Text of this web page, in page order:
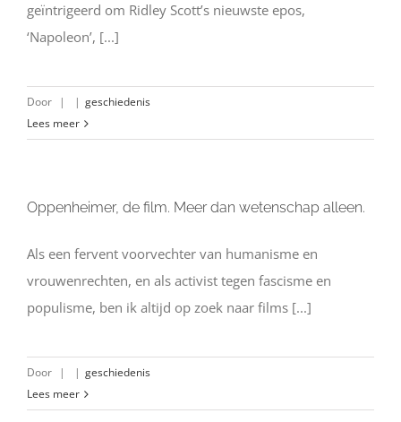
geïntrigeerd om Ridley Scott’s nieuwste epos,
‘Napoleon’, [...]
Door | | geschiedenis
Lees meer
Oppenheimer, de film. Meer dan wetenschap alleen.
Als een fervent voorvechter van humanisme en
vrouwenrechten, en als activist tegen fascisme en
populisme, ben ik altijd op zoek naar films [...]
Door | | geschiedenis
Lees meer